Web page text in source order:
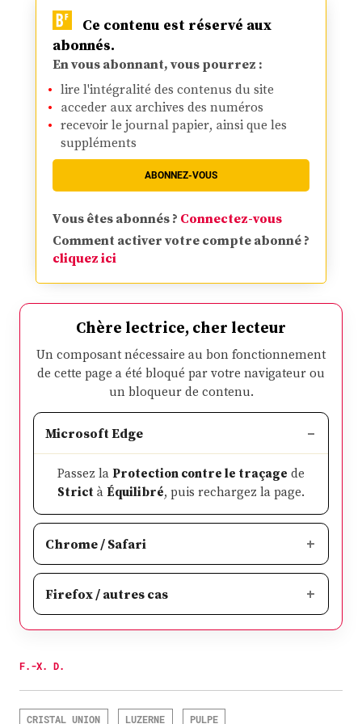
Ce contenu est réservé aux
abonnés.
En vous abonnant, vous pourrez :
lire l'intégralité des contenus du site
acceder aux archives des numéros
recevoir le journal papier, ainsi que les
suppléments
ABONNEZ-VOUS
Vous êtes abonnés ? Connectez-vous
Comment activer votre compte abonné ?
cliquez ici
Chère lectrice, cher lecteur
Un composant nécessaire au bon fonctionnement
de cette page a été bloqué par votre navigateur ou
un bloqueur de contenu.
Microsoft Edge
Passez laProtection contre le traçage de
StrictàÉquilibré, puis rechargez la page.
Chrome / Safari
Firefox / autres cas
F.-X. D.
CRISTAL UNION LUZERNE PULPE